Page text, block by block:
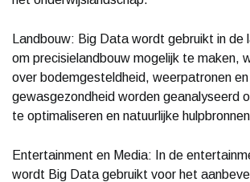
Landbouw: Big Data wordt gebruikt in de
om precisielandbouw mogelijk te maken,
over bodemgesteldheid, weerpatronen en
gewasgezondheid worden geanalyseerd
te optimaliseren en natuurlijke
Entertainment en Media: In de
wordt Big Data gebruikt voor het